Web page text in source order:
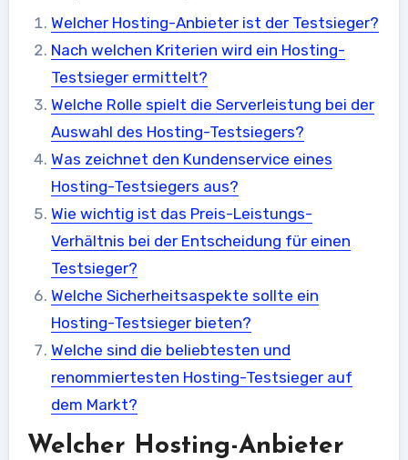
Welcher Hosting-Anbieter ist der Testsieger?
Nach welchen Kriterien wird ein Hosting-
Testsieger ermittelt?
Welche Rolle spielt die Serverleistung bei der
Auswahl des Hosting-Testsiegers?
Was zeichnet den Kundenservice eines
Hosting-Testsiegers aus?
Wie wichtig ist das Preis-Leistungs-
Verhältnis bei der Entscheidung für einen
Testsieger?
Welche Sicherheitsaspekte sollte ein
Hosting-Testsieger bieten?
Welche sind die beliebtesten und
renommiertesten Hosting-Testsieger auf
dem Markt?
Welcher Hosting-Anbieter